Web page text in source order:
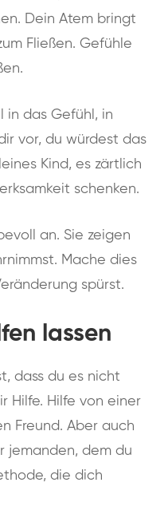
Dein Atem bringt
Fließen. Gefühle
in das Gefühl, in
vor, du würdest das
Kind, es zärtlich
schenken.
an. Sie zeigen
Mache dies
spürst.
lassen
dass du es nicht
Hilfe. Hilfe von einer
Freund. Aber auch
jemanden, dem du
die dich